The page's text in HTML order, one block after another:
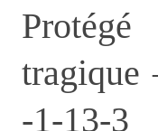
tragique
-1-13-3